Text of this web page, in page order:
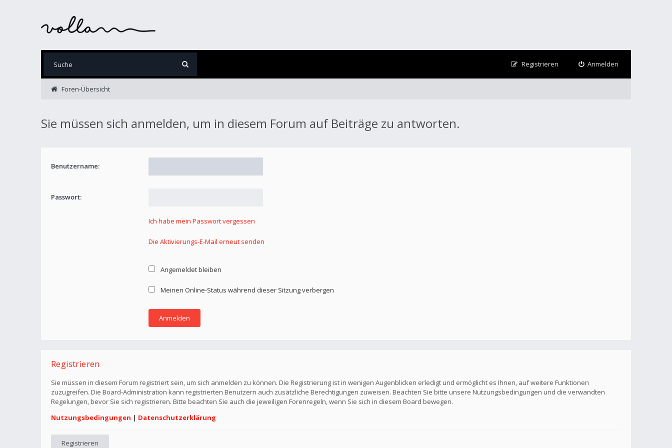
Anmelden
Registrieren
Foren-Übersicht
Sie müssen sich anmelden, um in diesem Forum auf Beiträge zu antworten.
Benutzername:
Passwort:
Ich habe mein Passwort vergessen
Die Aktivierungs-E-Mail erneut senden
Angemeldet bleiben
Meinen Online-Status während dieser Sitzung verbergen
Registrieren
Sie müssen in diesem Forum registriert sein, um sich anmelden zu können. Die Registrierung ist in wenigen Augenblicken erledigt und ermöglicht es Ihnen, auf weitere Funktionen
zuzugreifen. Die Board-Administration kann registrierten Benutzern auch zusätzliche Berechtigungen zuweisen. Beachten Sie bitte unsere Nutzungsbedingungen und die verwandten
Regelungen, bevor Sie sich registrieren. Bitte beachten Sie auch die jeweiligen Forenregeln, wenn Sie sich in diesem Board bewegen.
Nutzungsbedingungen | Datenschutzerklärung
Registrieren